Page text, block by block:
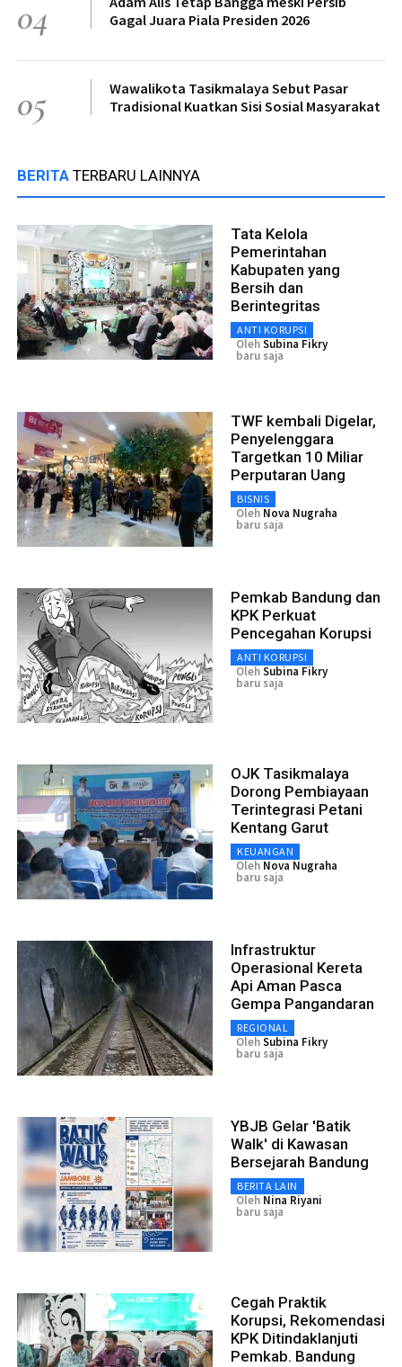
04
Gagal Juara Piala Presiden 2026
05
Wawalikota Tasikmalaya Sebut Pasar
Tradisional Kuatkan Sisi Sosial Masyarakat
BERITA TERBARU LAINNYA
Tata Kelola
Pemerintahan
Kabupaten yang
Bersih dan
Berintegritas
ANTI KORUPSI
OlehSubina Fikry
baru saja
TWF kembali Digelar,
Penyelenggara
Targetkan 10 Miliar
Perputaran Uang
BISNIS
Oleh Nova Nugraha
baru saja
Pemkab Bandung dan
KPK Perkuat
Pencegahan Korupsi
ANTI KORUPSI
OlehSubina Fikry
baru saja
OJK Tasikmalaya
Dorong Pembiayaan
Terintegrasi Petani
Kentang Garut
KEUANGAN
Oleh Nova Nugraha
baru saja
Infrastruktur
Operasional Kereta
Api Aman Pasca
Gempa Pangandaran
REGIONAL
OlehSubina Fikry
baru saja
YBJB Gelar 'Batik
Walk' di Kawasan
Bersejarah Bandung
BERITA LAIN
Oleh Nina Riyani
baru saja
Cegah Praktik
Korupsi, Rekomendasi
KPK Ditindaklanjuti
Pemkab. Bandung